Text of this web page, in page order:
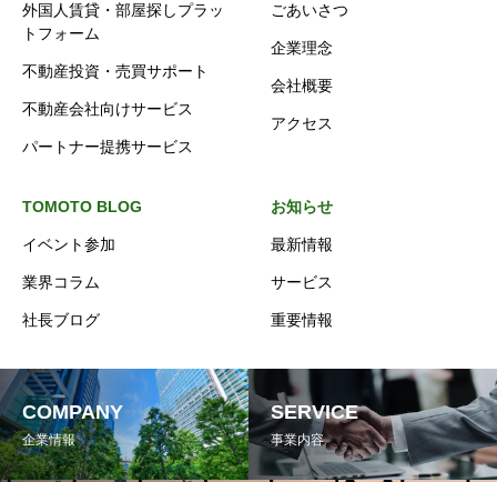
外国人賃貸・部屋探しプラッ
トフォーム
不動産投資・売買サポート
不動産会社向けサービス
パートナー提携サービス
ごあいさつ
企業理念
会社概要
アクセス
TOMOTO BLOG
イベント参加
業界コラム
社長ブログ
お知らせ
最新情報
サービス
重要情報
COMPANY
企業情報
SERVICE
事業内容